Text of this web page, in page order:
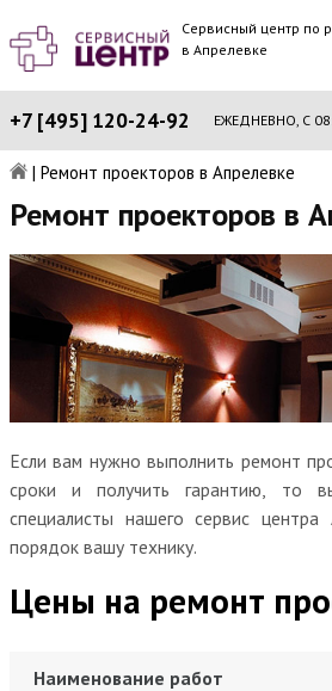
Сервисный центр по
в Апрелевке
+7 [495] 120-24-92 ЕЖЕДНЕВНО, С
| Ремонт проекторов в Апрелевке
Ремонт проекторов в
Если вам нужно выполнить ремонт
сроки и получить гарантию, то
специалисты нашего сервис
порядок вашу технику.
Цены на ремонт
Наименование работ